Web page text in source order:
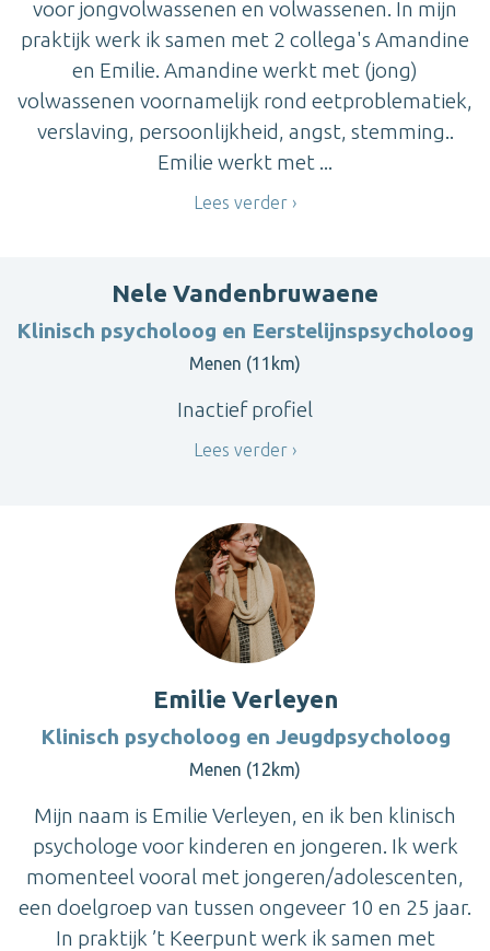
voor jongvolwassenen en volwassenen. In mijn
praktijk werk ik samen met 2 collega's Amandine
en Emilie. Amandine werkt met (jong)
volwassenen voornamelijk rond eetproblematiek,
verslaving, persoonlijkheid, angst, stemming..
Emilie werkt met ...
Lees verder
Nele Vandenbruwaene
Klinisch psycholoog en Eerstelijnspsycholoog
Menen (11km)
Inactief profiel
Lees verder
Emilie Verleyen
Klinisch psycholoog en Jeugdpsycholoog
Menen (12km)
Mijn naam is Emilie Verleyen, en ik ben klinisch
psychologe voor kinderen en jongeren. Ik werk
momenteel vooral met jongeren/adolescenten,
een doelgroep van tussen ongeveer 10 en 25 jaar.
In praktijk ’t Keerpunt werk ik samen met